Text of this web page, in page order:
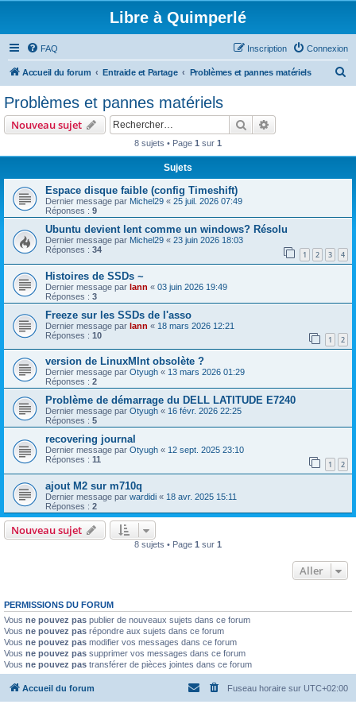
Libre à Quimperlé
FAQ Connexion
Inscription
Accueil du forum Entraide et Partage Problèmes et pannes matériels
Problèmes et pannes matériels
Nouveau sujet Rechercher
8 sujets • Page 1 sur 1
Sujets
Espace disque faible (config Timeshift)
Dernier message par Michel29 « 25 juil. 2026 07:49
Réponses : 9
Ubuntu devient lent comme un windows? Résolu
Dernier message par Michel29 « 23 juin 2026 18:03
Réponses : 34 1 2 3 4
Histoires de SSDs ~
Dernier message par lann « 03 juin 2026 19:49
Réponses : 3
Freeze sur les SSDs de l'asso
Dernier message par lann « 18 mars 2026 12:21
Réponses : 10 1 2
version de LinuxMInt obsolète ?
Dernier message par Otyugh « 13 mars 2026 01:29
Réponses : 2
Problème de démarrage du DELL LATITUDE E7240
Dernier message par Otyugh « 16 févr. 2026 22:25
Réponses : 5
recovering journal
Dernier message par Otyugh « 12 sept. 2025 23:10
Réponses : 11 1 2
ajout M2 sur m710q
Dernier message par wardidi « 18 avr. 2025 15:11
Réponses : 2
Nouveau sujet
8 sujets • Page 1 sur 1
Aller
PERMISSIONS DU FORUM
Vous ne pouvez pas publier de nouveaux sujets dans ce forum
Vous ne pouvez pas répondre aux sujets dans ce forum
Vous ne pouvez pas modifier vos messages dans ce forum
Vous ne pouvez pas supprimer vos messages dans ce forum
Vous ne pouvez pas transférer de pièces jointes dans ce forum
Accueil du forum Fuseau horaire sur UTC+02:00